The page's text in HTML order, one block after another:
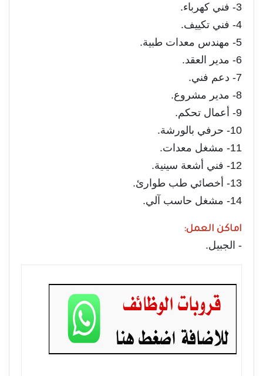
3- فني كهرباء.
4- فني تكييف.
5- مهندس معدات طبية.
6- مدير العقد.
7- دعم فني.
8- مدير مشروع.
9- أعمال تحكم.
10- حرفي بالورشة.
11- مشغل معدات.
12- فني أشعة سينية.
13- أخصائي طب طوارئ.
14- مشغل حاسب آلي.
اماكن العمل:
- الجبيل.